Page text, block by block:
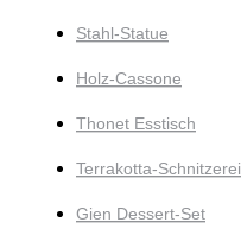
Stahl-Statue
Holz-Cassone
Thonet Esstisch
Terrakotta-Schnitzerei
Gien Dessert-Set